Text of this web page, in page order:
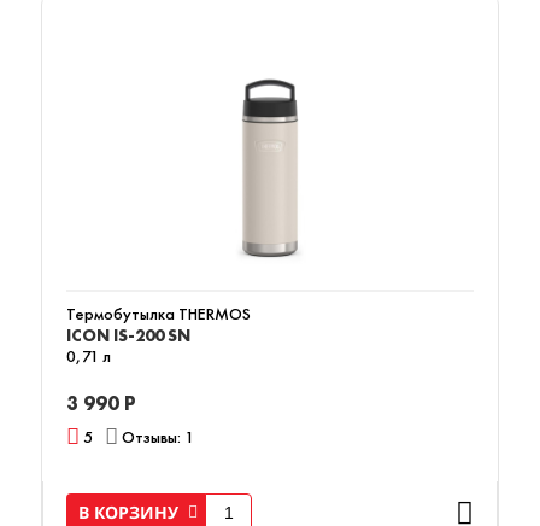
Термобутылка THERMOS
ICON IS-200 SN
0,71 л
3 990 Р
5 Отзывы: 1
В КОРЗИНУ